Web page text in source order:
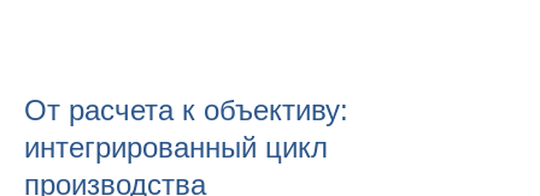
От расчета к объективу:
интегрированный цикл
производства